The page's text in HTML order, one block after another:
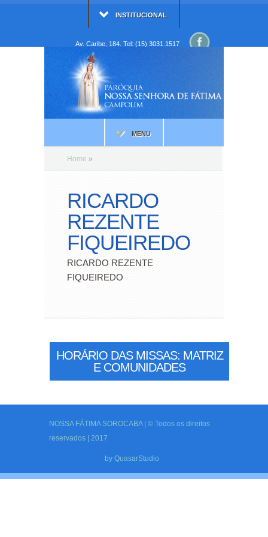
INSTITUCIONAL
Av. Caribe, 184. Tel: (15) 3031.1517
MENU
Home »
RICARDO
REZENTE
FIQUEIREDO
RICARDO REZENTE
FIQUEIREDO
HORÁRIO DAS MISSAS: MATRIZ
E COMUNIDADES
NOSSA FÁTIMA SOROCABA | © Todos os direitos
reservados | 2017
by QuasarStudio